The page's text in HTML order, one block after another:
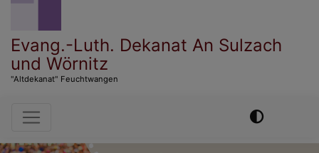
Evang.-Luth. Dekanat An Sulzach
und Wörnitz
"Altdekanat" Feuchtwangen
Hauptnavigation